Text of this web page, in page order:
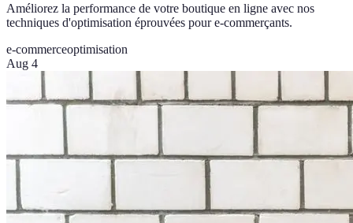
Améliorez la performance de votre boutique en ligne avec nos
techniques d'optimisation éprouvées pour e-commerçants.
e-commerceoptimisation
Aug 4